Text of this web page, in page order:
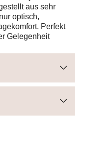
aus sehr
optisch,
Perfekt
Gelegenheit